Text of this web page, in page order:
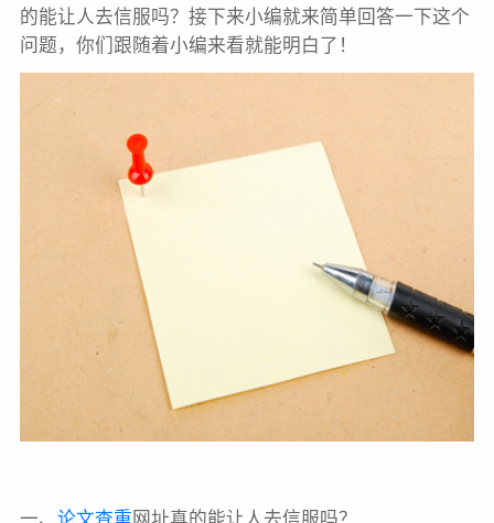
的能让人去信服吗？接下来小编就来简单回答一下这个
问题，你们跟随着小编来看就能明白了！